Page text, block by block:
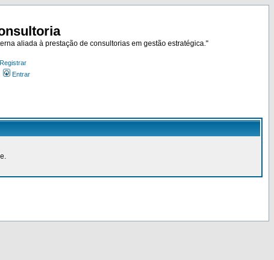
aliada à prestação de consultorias em gestão estratégica."
Registrar
Entrar